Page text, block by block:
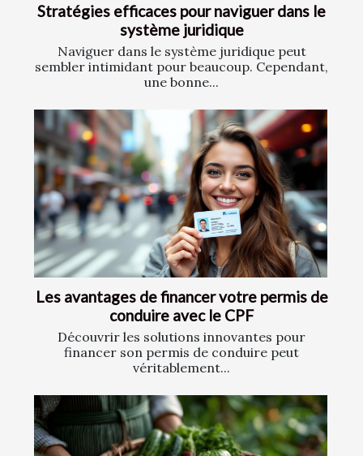
Stratégies efficaces pour naviguer dans le
système juridique
Naviguer dans le système juridique peut
sembler intimidant pour beaucoup. Cependant,
une bonne...
Les avantages de financer votre permis de
conduire avec le CPF
Découvrir les solutions innovantes pour
financer son permis de conduire peut
véritablement...